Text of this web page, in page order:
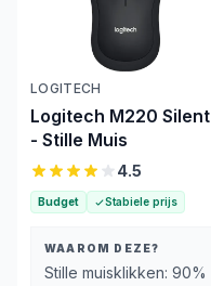
LOGITECH
Logitech M220 Silent
- Stille Muis
4.5
Budget Stabiele prijs
WAAROM DEZE?
Stille muisklikken: 90%